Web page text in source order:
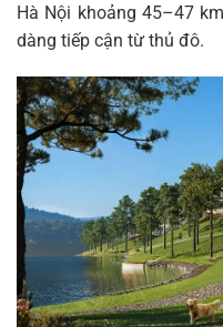
Hà Nội khoảng 45–47
dàng tiếp cận từ thủ đô.